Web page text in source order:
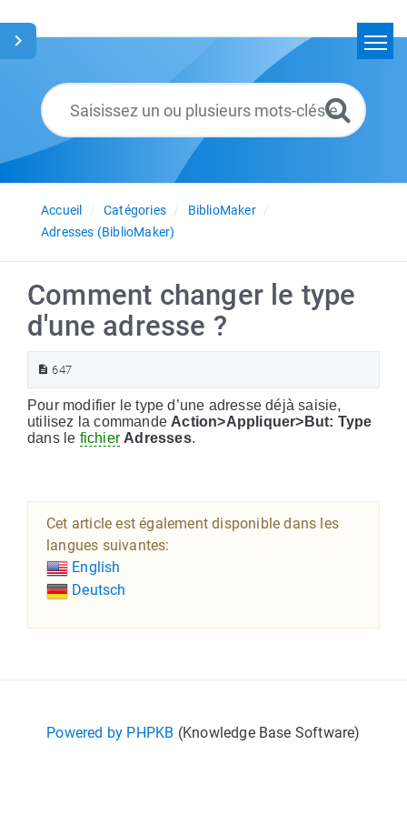
Glossaire
Français
Accueil
Catégories
BiblioMaker
Adresses (BiblioMaker)
Comment changer le type
d'une adresse ?
647
Pour modifier le type d’une adresse déjà saisie,
utilisez la commande Action>Appliquer>But: Type
dans le fichier Adresses.
Cet article est également disponible dans les
langues suivantes:
English
Deutsch
Powered by PHPKB (Knowledge Base Software)